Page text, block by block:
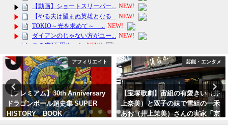
アフィリエイト
】30th Anniversary
ル超史集 SUPER
芸能・エンタメ
【宝塚歌劇】宙組の有愛きい（井
上奈美）と双子の妹で雪組の一禾
あお（井上茉美）さんの実家「京
つけもの処近為」も急遽臨時休業
【スマホ】
g50 5Gが
ック！
中国製では